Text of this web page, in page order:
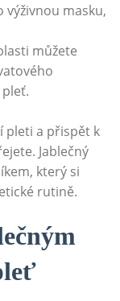
masku,
můžete
pleti a přispět k
Jablečný
který si
rutině.